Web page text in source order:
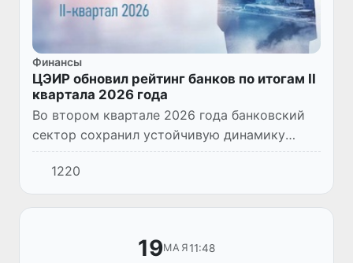
Финансы
ЦЭИР обновил рейтинг банков по итогам II
квартала 2026 года
Во втором квартале 2026 года банковский
сектор сохранил устойчивую динамику
развития. Отмечен рост депозитной базы,
прибыльности, снижение уровня проблемных
кредитов и долларизации...
1220
19МАЯ11:48